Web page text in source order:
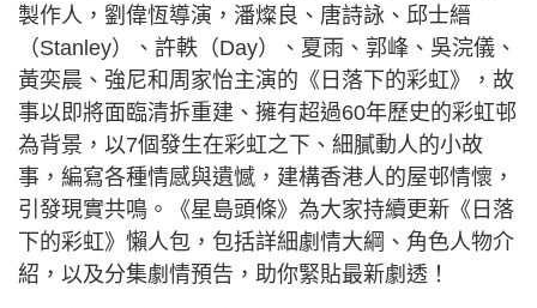
製作人，劉偉恆導演，潘燦良、唐詩詠、邱士縉
（Stanley）、許軼（Day）、夏雨、郭峰、吳浣儀、
黃奕晨、強尼和周家怡主演的《日落下的彩虹》，故
事以即將面臨清拆重建、擁有超過60年歷史的彩虹邨
為背景，以7個發生在彩虹之下、細膩動人的小故
事，編寫各種情感與遺憾，建構香港人的屋邨情懷，
引發現實共鳴。《星島頭條》為大家持續更新《日落
下的彩虹》懶人包，包括詳細劇情大綱、角色人物介
紹，以及分集劇情預告，助你緊貼最新劇透！